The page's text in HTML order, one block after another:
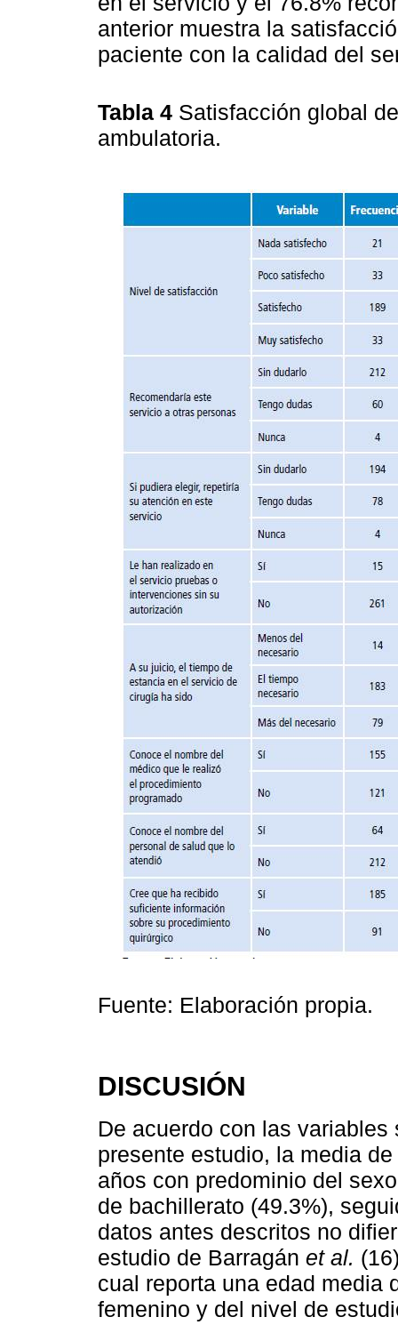
anterior muestra la
paciente con la calidad del
Tabla 4 Satisfacción global
ambulatoria.
Fuente: Elaboración propia.
DISCUSIÓN
De acuerdo con las
presente estudio, la media
años con predominio del
de bachillerato (49.3%),
datos antes descritos no
estudio de Barragán et al.
cual reporta una edad media
femenino y del nivel de